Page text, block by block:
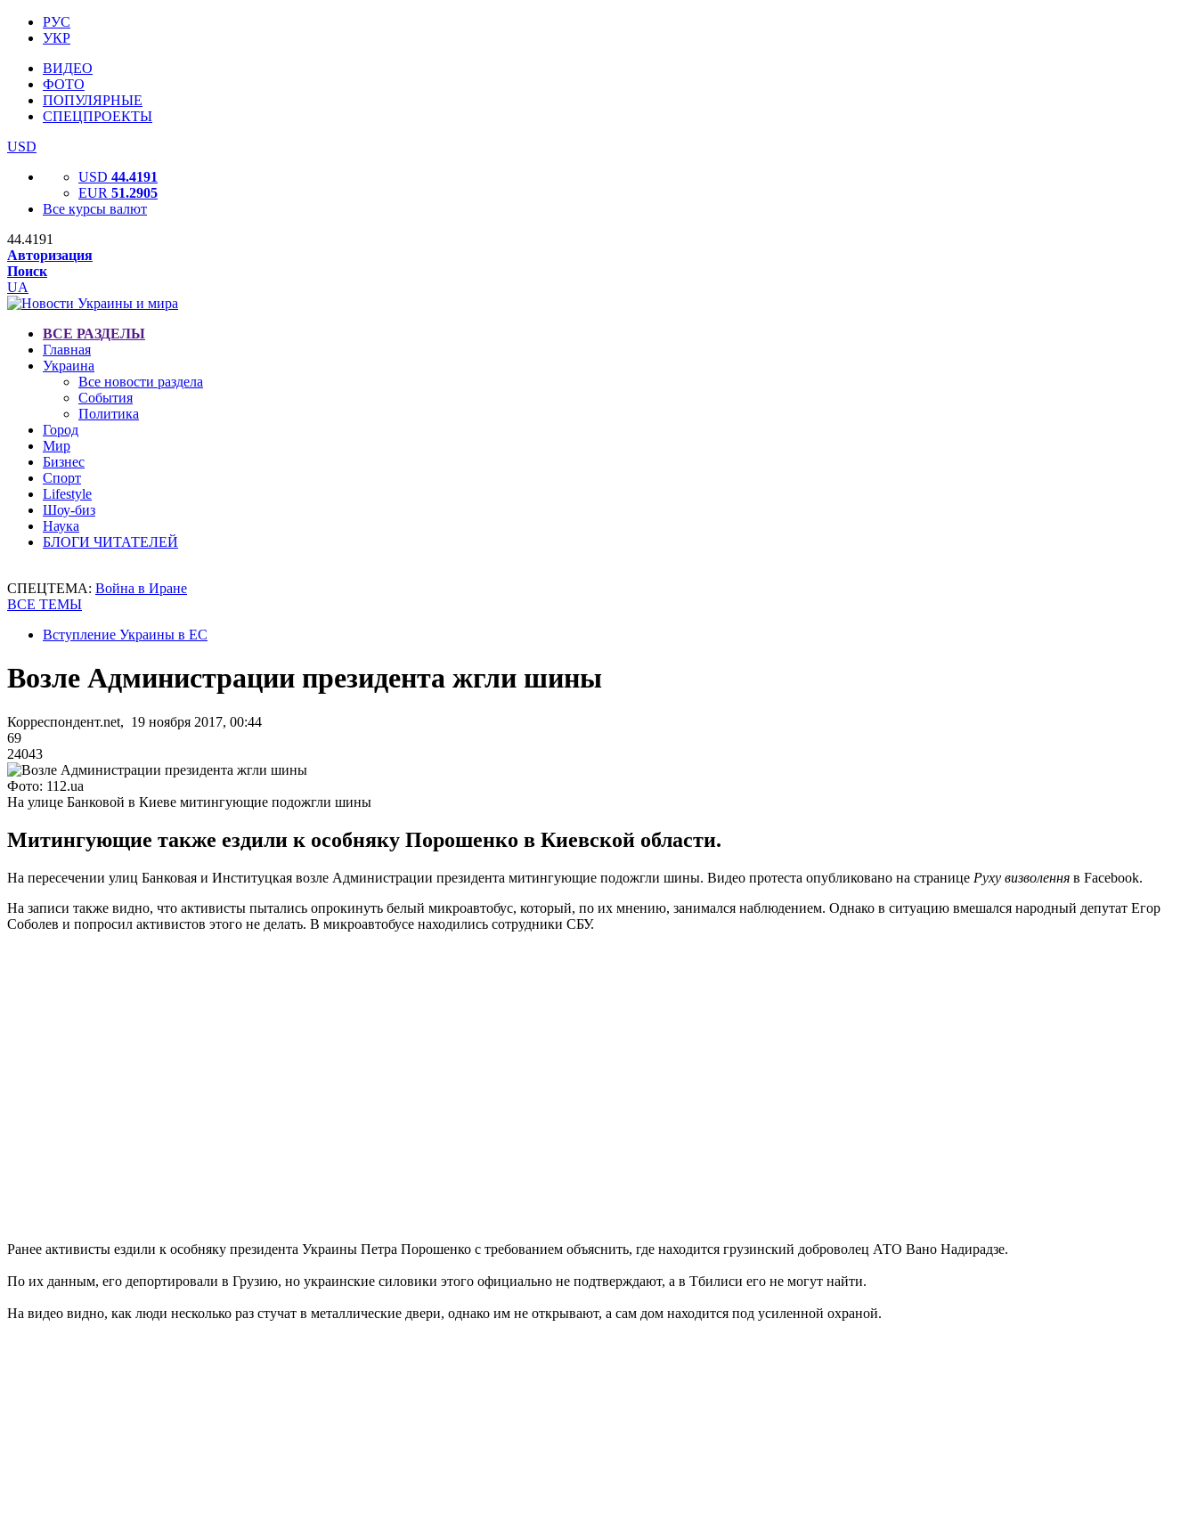
РУС
УКР
ВИДЕО
ФОТО
ПОПУЛЯРНЫЕ
СПЕЦПРОЕКТЫ
USD
USD 44.4191
EUR 51.2905
Все курсы валют
44.4191
Авторизация
Поиск
UA
ВСЕ РАЗДЕЛЫ
Главная
Украина
Все новости раздела
События
Политика
Город
Мир
Бизнес
Спорт
Lifestyle
Шоу-биз
Наука
БЛОГИ ЧИТАТЕЛЕЙ
СПЕЦТЕМА: Война в Иране
ВСЕ ТЕМЫ
Вступление Украины в ЕС
Возле Администрации президента жгли шины
Корреспондент.net, 19 ноября 2017, 00:44
69
24043
Фото: 112.ua
На улице Банковой в Киеве митингующие подожгли шины
Митингующие также ездили к особняку Порошенко в Киевской области.
На пересечении улиц Банковая и Институцкая возле Администрации президента митингующие подожгли шины. Видео протеста опубликовано на странице Руху визволення в Facebook.
На записи также видно, что активисты пытались опрокинуть белый микроавтобус, который, по их мнению, занимался наблюдением. Однако в ситуацию вмешался народный депутат Егор
Соболев и попросил активистов этого не делать. В микроавтобусе находились сотрудники СБУ.
Ранее активисты ездили к особняку президента Украины Петра Порошенко с требованием объяснить, где находится грузинский доброволец АТО Вано Надирадзе.
По их данным, его депортировали в Грузию, но украинские силовики этого официально не подтверждают, а в Тбилиси его не могут найти.
На видео видно, как люди несколько раз стучат в металлические двери, однако им не открывают, а сам дом находится под усиленной охраной.